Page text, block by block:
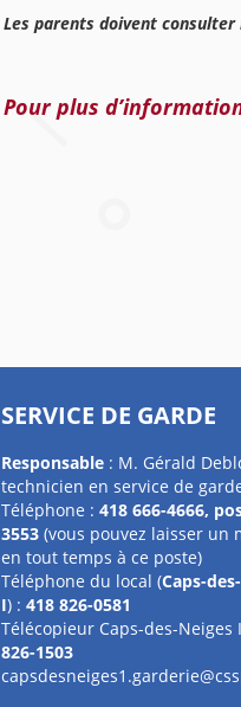
Les parents doivent
Pour plus
SERVICE DE GARDE
Responsable : M. Gérald
technicien en service de
Téléphone : 418 666-4666,
3553(vous pouvez laisser un
en tout temps à ce poste)
Téléphone du local (Caps-
I) : 418 826-0581
Télécopieur Caps-des-Neiges
826-1503